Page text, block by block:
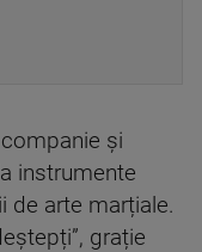
și
instrumente
de arte marțiale.
grație